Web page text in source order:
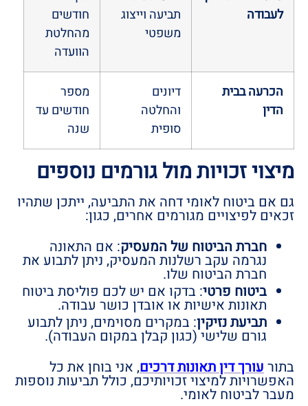
לעבודה
תביעה וייצוג
משפטי
חודשים
מהחלטת
הוועדה
הכרעה בבית
הדין
דיונים
והחלטה
סופית
מספר
חודשים עד
שנה
מיצוי זכויות מול גורמים נוספים
גם אם ביטוח לאומי דחה את התביעה, ייתכן שתהיו
זכאים לפיצויים מגורמים אחרים, כגון:
חברת הביטוח של המעסיק: אם התאונה
נגרמה עקב רשלנות המעסיק, ניתן לתבוע את
חברת הביטוח שלו.
ביטוח פרטי: בדקו אם יש לכם פוליסת ביטוח
תאונות אישיות או אובדן כושר עבודה.
תביעת נזיקין: במקרים מסוימים, ניתן לתבוע
גורם שלישי (כגון קבלן במקום העבודה).
בתורעורך דין תאונות דרכים, אני בוחן את כל
האפשרויות למיצוי זכויותיכם, כולל תביעות נוספות
מעבר לביטוח לאומי.